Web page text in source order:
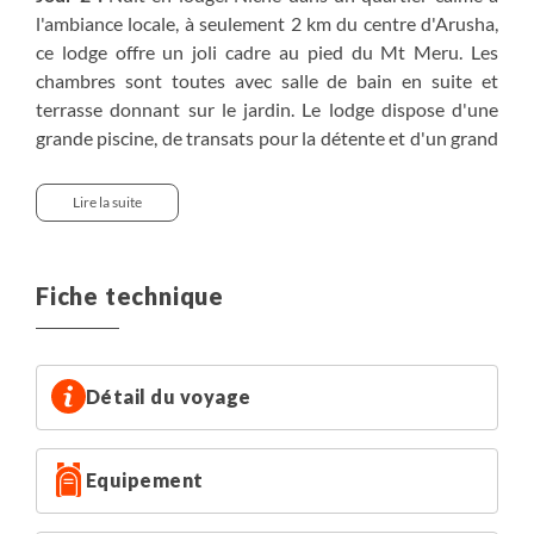
l'ambiance locale, à seulement 2 km du centre d'Arusha,
ce lodge offre un joli cadre au pied du Mt Meru. Les
chambres sont toutes avec salle de bain en suite et
terrasse donnant sur le jardin. Le lodge dispose d'une
grande piscine, de transats pour la détente et d'un grand
Jours 3, 4 et 5 :Nuits en lodge, magnifiques pavillons
familiale dispersées sur un territoire masaï. Les pavillons
sont équipés de lits avec moustiquaire, d'une salle de
(attention connexion lente) et salles à manger privatives
très cosy. Lodge alimenté en électricité grâce à l’énergie
solaire.
Jours 6,7 et 8 :3 nuits en hôtel au Casa Beach ou
similaire. Situé directement sur une plage de sable blanc
Lire la suite
Fiche technique
Détail du voyage
Equipement